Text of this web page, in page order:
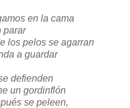
en la cama
parar
los pelos se agarran
a guardar
defienden
un gordinflón
se peleen,